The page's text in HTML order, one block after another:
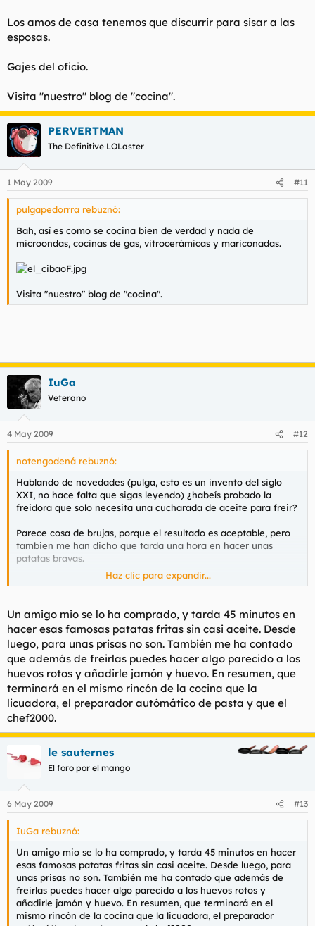
Los amos de casa tenemos que discurrir para sisar a las
esposas.
Gajes del oficio.
Visita "nuestro" blog de "cocina".
PERVERTMAN
The Definitive LOLaster
1 May 2009 #11
pulgapedorrra rebuznó:
Bah, así es como se cocina bien de verdad y nada de
microondas, cocinas de gas, vitrocerámicas y mariconadas.
Visita "nuestro" blog de "cocina".
IuGa
Veterano
4 May 2009 #12
notengodená rebuznó:
Hablando de novedades (pulga, esto es un invento del siglo
XXI, no hace falta que sigas leyendo) ¿habeís probado la
freidora que solo necesita una cucharada de aceite para freir?
Parece cosa de brujas, porque el resultado es aceptable, pero
tambien me han dicho que tarda una hora en hacer unas
patatas bravas.
¿Algún pionero que se haya gastado los 200€?
Haz clic para expandir...
Un amigo mio se lo ha comprado, y tarda 45 minutos en
hacer esas famosas patatas fritas sin casi aceite. Desde
luego, para unas prisas no son. También me ha contado
que además de freirlas puedes hacer algo parecido a los
huevos rotos y añadirle jamón y huevo. En resumen, que
terminará en el mismo rincón de la cocina que la
licuadora, el preparador autómático de pasta y que el
chef2000.
le sauternes
El foro por el mango
6 May 2009 #13
IuGa rebuznó:
Un amigo mio se lo ha comprado, y tarda 45 minutos en hacer
esas famosas patatas fritas sin casi aceite. Desde luego, para
unas prisas no son. También me ha contado que además de
freirlas puedes hacer algo parecido a los huevos rotos y
añadirle jamón y huevo. En resumen, que terminará en el
mismo rincón de la cocina que la licuadora, el preparador